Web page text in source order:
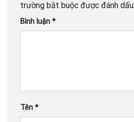
trường bắt buộc được đánh dấu
Bình luận *
Tên *